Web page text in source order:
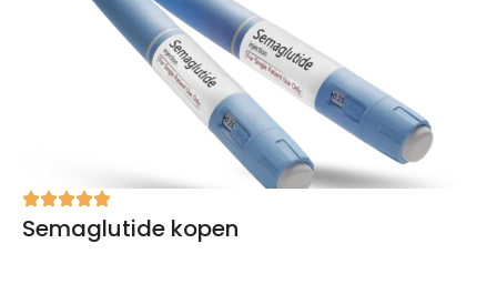
Semaglutide kopen